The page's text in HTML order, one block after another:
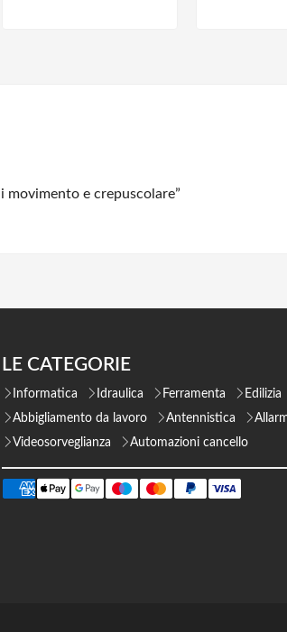
movimento e crepuscolare”
LE CATEGORIE
Informatica Idraulica Ferramenta Edilizia
Abbigliamento da lavoro
Antennistica
Videosorveglianza
Automazioni cancello